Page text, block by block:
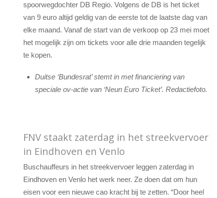
spoorwegdochter DB Regio. Volgens de DB is het ticket
van 9 euro altijd geldig van de eerste tot de laatste dag van
elke maand. Vanaf de start van de verkoop op 23 mei moet
het mogelijk zijn om tickets voor alle drie maanden tegelijk
te kopen.
Duitse ‘Bundesrat’ stemt in met financiering van
speciale ov-actie van ‘Neun Euro Ticket’. Redactiefoto.
FNV staakt zaterdag in het streekvervoer
in Eindhoven en Venlo
Buschauffeurs in het streekvervoer leggen zaterdag in
Eindhoven en Venlo het werk neer. Ze doen dat om hun
eisen voor een nieuwe cao kracht bij te zetten. “Door heel